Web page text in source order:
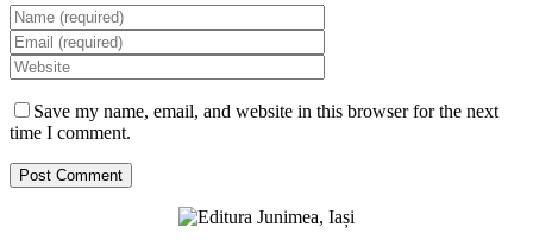
Save my name, email, and website in this browser for the next
time I comment.